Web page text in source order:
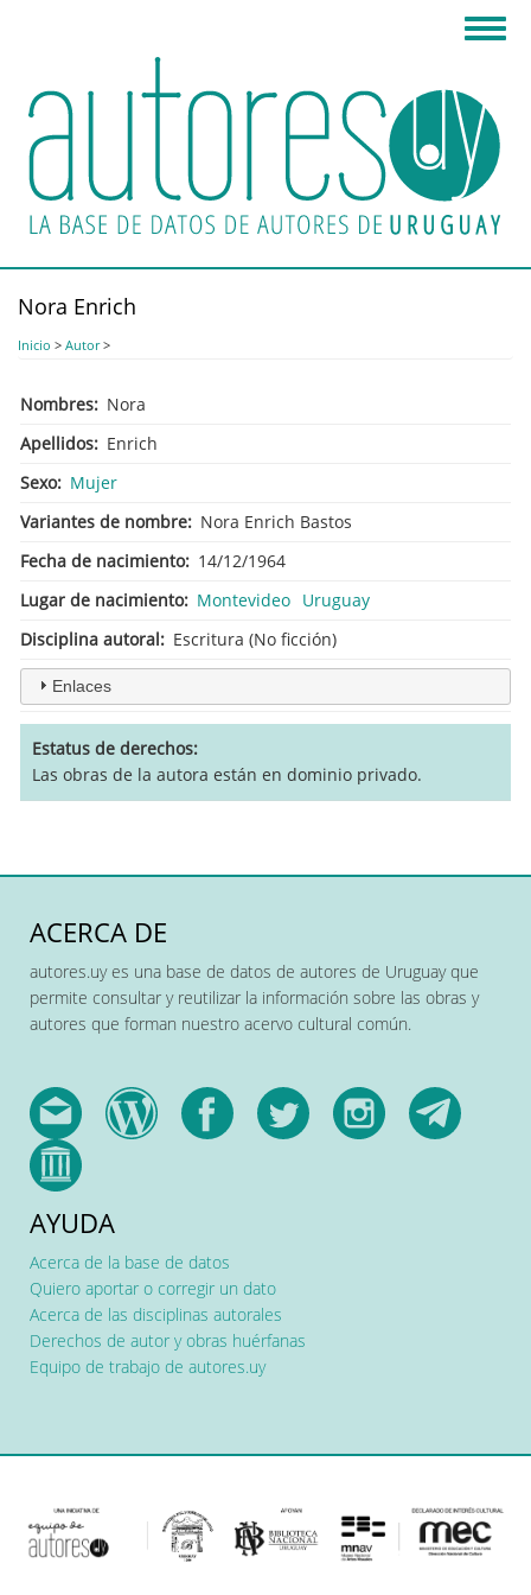
principal
Nora Enrich
Inicio > Autor>
Nombres
Nora
Apellidos
Enrich
Sexo
Mujer
Variantes de nombre
Nora Enrich Bastos
Fecha de nacimiento
14/12/1964
Lugar de nacimiento
Montevideo Uruguay
Disciplina autoral
Escritura (No ficción)
Enlaces
Estatus de derechos
Las obras de la autora están en dominio privado.
ACERCA DE
autores.uy es una base de datos de autores de Uruguay que
permite consultar y reutilizar la información sobre las obras y
autores que forman nuestro acervo cultural común.
AYUDA
Acerca de la base de datos
Quiero aportar o corregir un dato
Acerca de las disciplinas autorales
Derechos de autor y obras huérfanas
Equipo de trabajo de autores.uy